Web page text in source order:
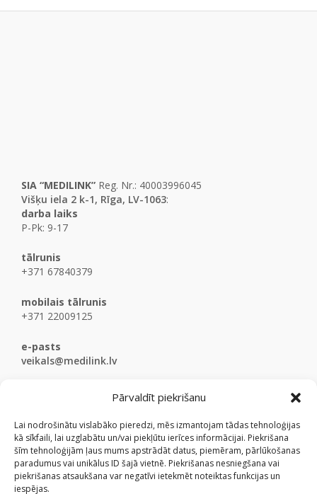
Pārvaldīt piekrišanu
Lai nodrošinātu vislabāko pieredzi, mēs izmantojam tādas tehnoloģijas
kā sīkfaili, lai uzglabātu un/vai piekļūtu ierīces informācijai. Piekrišana
šīm tehnoloģijām ļaus mums apstrādāt datus, piemēram, pārlūkošanas
paradumus vai unikālus ID šajā vietnē. Piekrišanas nesniegšana vai
piekrišanas atsaukšana var negatīvi ietekmēt noteiktas funkcijas un
iespējas.
SIA “MEDILINK” Reg. Nr.: 40003996045
Višķu iela 2 k-1, Rīga, LV-1063:
darba laiks
P-Pk: 9-17
tālrunis
+371 67840379
mobilais tālrunis
+371 22009125
e-pasts
veikals@medilink.lv